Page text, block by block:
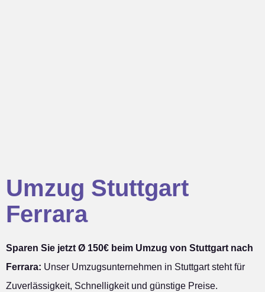
Umzug Stuttgart
Ferrara
Sparen Sie jetzt Ø 150€ beim Umzug von Stuttgart nach
Ferrara: Unser Umzugsunternehmen in Stuttgart steht für
Zuverlässigkeit, Schnelligkeit und günstige Preise.